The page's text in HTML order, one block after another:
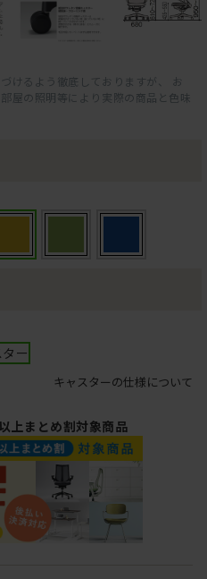
けるよう徹底しておりますが、 お
屋の照明等により実際の商品と色味
ー
キャスターの仕様について
上まとめ割対象商品